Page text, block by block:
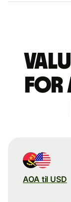
for
AOA til USD